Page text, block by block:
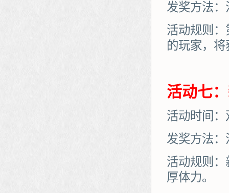
发奖方法
活动规则
的玩家，
活动七
活动时间
发奖方法
活动规则
厚体力。